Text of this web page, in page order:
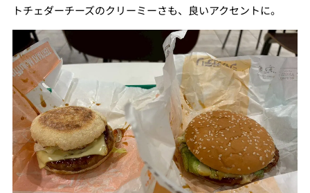
トチェダーチーズのクリーミーさも、良いアクセントに。